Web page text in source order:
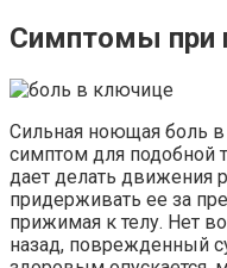
Симптомы при
Сильная ноющая боль в
симптом для подобной
дает делать движения
придерживать ее за
прижимая к телу. Нет
назад, поврежденный